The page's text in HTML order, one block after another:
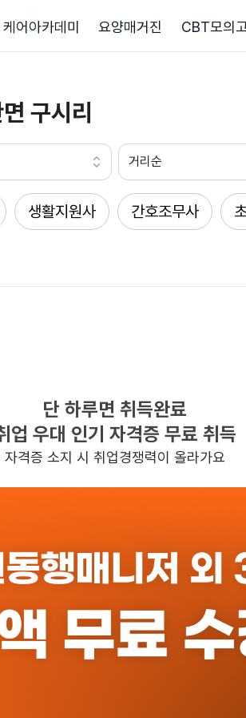
케어아카데미 요양매거진 CBT모의
구시리
거리순
생활지원사 간호조무사
찾으시는 조건의 일자리가 없습니다
더욱더 노력하는 케어파트너가 되겠습니다.
단 하루면 취득완료
업 우대 인기 자격증 무료 취득
자격증 소지 시 취업경쟁력이 올라가요